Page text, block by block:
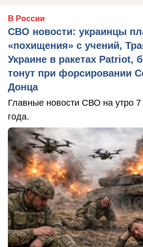
В России
СВО новости: украинцы
«похищения» с учений,
Украине в ракетах Patriot,
тонут при форсировании
Донца
Главные новости СВО на утро 7
года.